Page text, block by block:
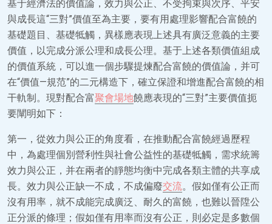
基于經濟法的價值論，效力與公正、不受拘束與次序、平安
與成長這“三對”價值至為主要，要有用處理影響配合富饒的
基礎題目、基礎牴觸，異樣應表現上述具有廣泛意義的主要
價值，以完成分派公理和成長公理。基于上述各類價值組成
的價值系統，可以進一個步驟提煉配合富饒的價值論，并可
在“價值—規范”的二元構造下，確立保證和增進配合富饒的相
干軌制。現對配合富聚會場地饒應表現的“三對”主要價值扼
要闡明如下：
第一，從效力與公正的角度看，在推動配合富饒經過歷程
中，為處理個別營利性與社會公益性的基礎牴觸，需求統籌
效力與公正，并在兩者的靜態均衡中完成各類主體的共享成
長。效力與公正缺一不成，不成偏廢交流。假如僅有公正而
沒有用率，就不成能完成廣泛、耐久的富饒，也難以晉陞公
正分派的條理；假如僅有用率而沒有公正，則必定是多數個